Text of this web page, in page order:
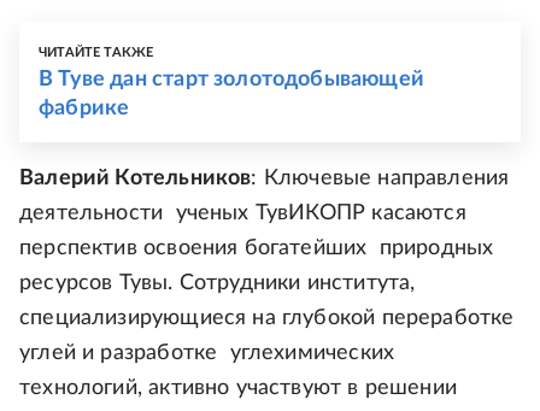
ЧИТАЙТЕ ТАКЖЕ
В Туве дан старт золотодобывающей
фабрике
Валерий Котельников: Ключевые направления
деятельности ученых ТувИКОПР касаются
перспектив освоения богатейших природных
ресурсов Тувы. Сотрудники института,
специализирующиеся на глубокой переработке
углей и разработке углехимических
технологий, активно участвуют в решении